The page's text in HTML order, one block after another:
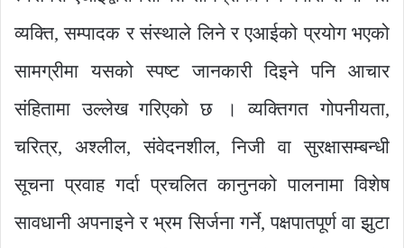
व्यक्ति, सम्पादक र संस्थाले लिने र एआईको प्रयोग भएको
सामग्रीमा यसको स्पष्ट जानकारी दिइने पनि आचार
संहितामा उल्लेख गरिएको छ । व्यक्तिगत गोपनीयता,
चरित्र, अश्लील, संवेदनशील, निजी वा सुरक्षासम्बन्धी
सूचना प्रवाह गर्दा प्रचलित कानुनको पालनामा विशेष
सावधानी अपनाइने र भ्रम सिर्जना गर्ने, पक्षपातपूर्ण वा झुटा